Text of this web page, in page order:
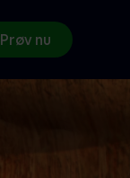
Prøv nu